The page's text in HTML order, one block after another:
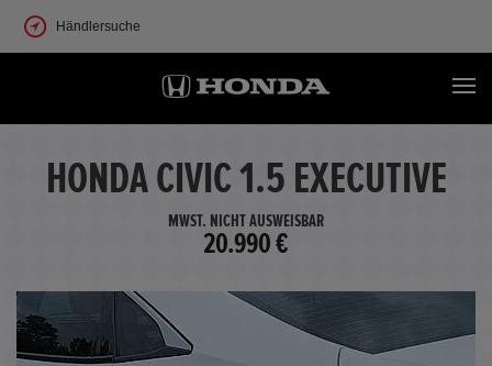
Händlersuche
HONDA CIVIC 1.5 EXECUTIVE
MWST. NICHT AUSWEISBAR
20.990 €